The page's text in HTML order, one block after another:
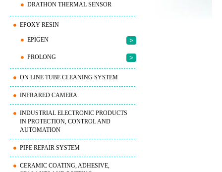
DRATHON THERMAL SENSOR
EPOXY RESIN
EPIGEN >
PROLONG >
ON LINE TUBE CLEANING SYSTEM
INFRARED CAMERA
INDUSTRIAL ELECTRONIC PRODUCTS
IN PROTECTION, CONTROL AND
AUTOMATION
PIPE REPAIR SYSTEM
CERAMIC COATING, ADHESIVE,